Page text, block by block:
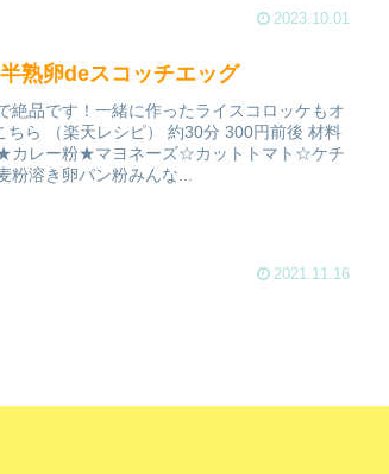
2023.10.01
熟卵deスコッチエッグ
絶品です！一緒に作ったライスコロッケもオ
ちら （楽天レシピ） 約30分 300円前後 材料
カレー粉★マヨネーズ☆カットトマト☆ケチ
溶き卵パン粉みんな...
2021.11.16